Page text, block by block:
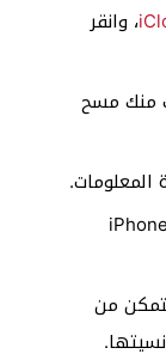
، وانقر
منك مسح
بعد مسح الذاكرة قم باستعادة ذاكرة iPhone
من